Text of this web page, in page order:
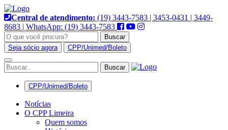
Pular
para
o
conteúdo
Central de atendimento: (19) 3443-7583 | 3453-0431 | 3449-
8683 | WhatsApp: (19) 3443-7583
Buscar
Seja sócio agora
CPP/Unimed/Boleto
Alternar
navegação
CPP/Unimed/Boleto
Notícias
O CPP Limeira
Quem somos